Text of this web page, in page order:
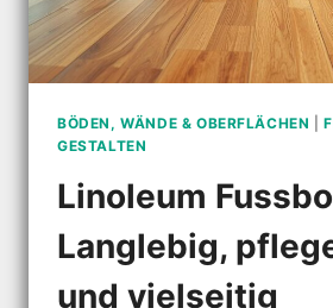
BÖDEN, WÄNDE & OBERFLÄCHEN |
GESTALTEN
Linoleum
Langlebig,
und vielseitig